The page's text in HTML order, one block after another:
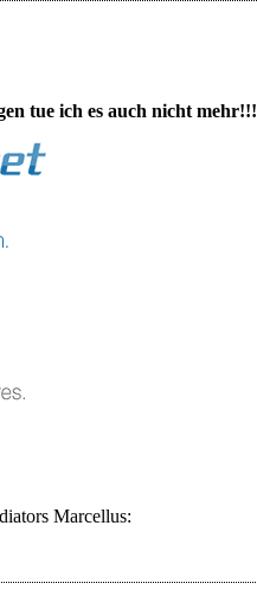
tue ich es auch nicht mehr!!!
Marcellus: